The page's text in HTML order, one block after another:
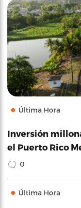
Última Hora
Inversión
el Puerto Rico
0
Última Hora